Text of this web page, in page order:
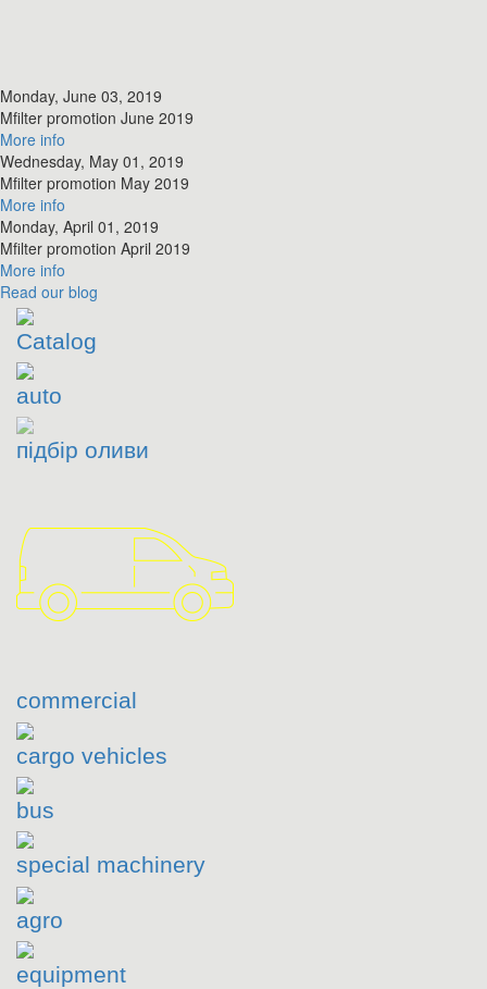
Monday, June 03, 2019
​Mfilter promotion June 2019
More info
Wednesday, May 01, 2019
​Mfilter promotion May 2019
More info
Monday, April 01, 2019
​Mfilter promotion April 2019
More info
Read our blog
Catalog
auto
підбір оливи
commercial
cargo vehicles
bus
special machinery
agro
equipment